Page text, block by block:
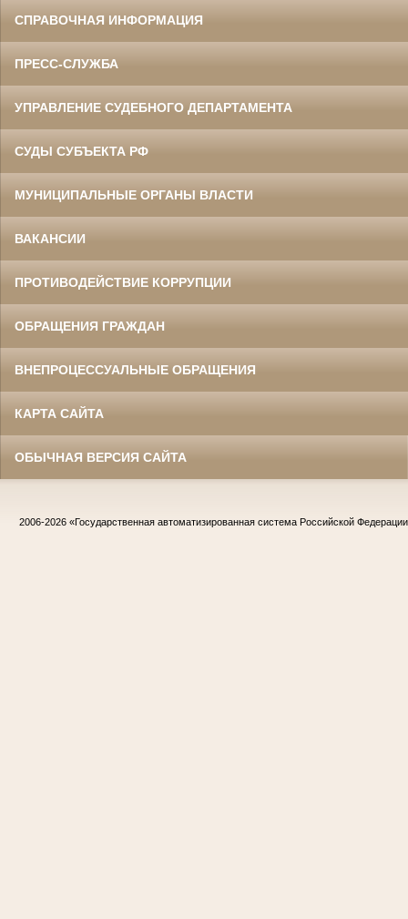
СПРАВОЧНАЯ ИНФОРМАЦИЯ
ПРЕСС-СЛУЖБА
УПРАВЛЕНИЕ СУДЕБНОГО ДЕПАРТАМЕНТА
СУДЫ СУБЪЕКТА РФ
МУНИЦИПАЛЬНЫЕ ОРГАНЫ ВЛАСТИ
ВАКАНСИИ
ПРОТИВОДЕЙСТВИЕ КОРРУПЦИИ
ОБРАЩЕНИЯ ГРАЖДАН
ВНЕПРОЦЕССУАЛЬНЫЕ ОБРАЩЕНИЯ
КАРТА САЙТА
ОБЫЧНАЯ ВЕРСИЯ САЙТА
2006-2026 «Государственная автоматизированная система Российской